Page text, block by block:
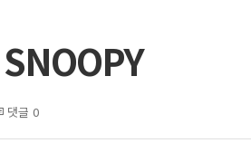
댓글 0